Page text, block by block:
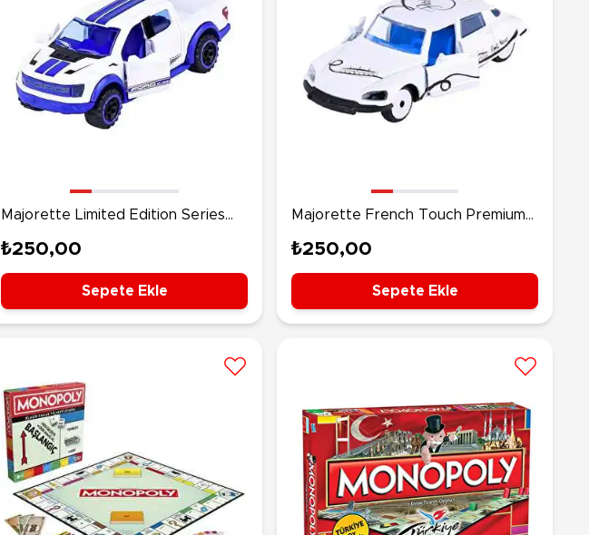
Majorette Limited Edition Series
₺250,00
Sepete Ekle
Majorette French Touch Premium
₺250,00
Sepete Ekle